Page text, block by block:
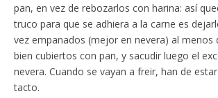
pan, en vez de rebozarlos con harina: así
truco para que se adhiera a la carne es
vez empanados (mejor en nevera) al menos
bien cubiertos con pan, y sacudir luego el
nevera. Cuando se vayan a freir, han de
tacto.